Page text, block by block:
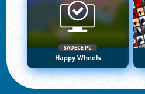
SADECE PC
Happy Wheels